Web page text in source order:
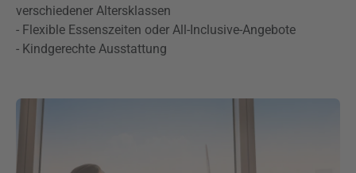
verschiedener Altersklassen
- Flexible Essenszeiten oder All-Inclusive-Angebote
- Kindgerechte Ausstattung